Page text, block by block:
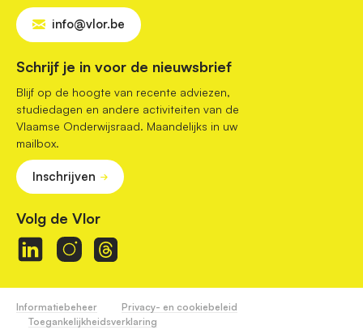
info@vlor.be
Schrijf je in voor de nieuwsbrief
Blijf op de hoogte van recente adviezen,
studiedagen en andere activiteiten van de
Vlaamse Onderwijsraad. Maandelijks in uw
mailbox.
Inschrijven
Volg de Vlor
Informatiebeheer
Privacy- en cookiebeleid
Toegankelijkheidsverklaring